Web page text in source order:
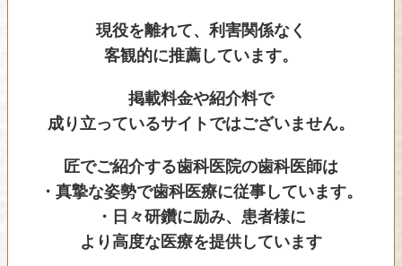
現役を離れて、利害関係なく
客観的に推薦しています。
掲載料金や紹介料で
成り立っているサイトではございません。
匠でご紹介する歯科医院の歯科医師は
・真摯な姿勢で歯科医療に従事しています。
・日々研鑽に励み、患者様に
より高度な医療を提供しています